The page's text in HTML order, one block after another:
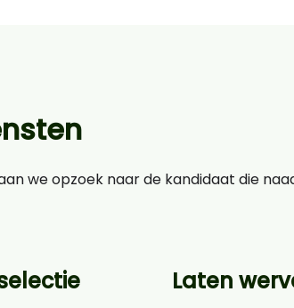
we opzoek naar de kandidaat die
Laten